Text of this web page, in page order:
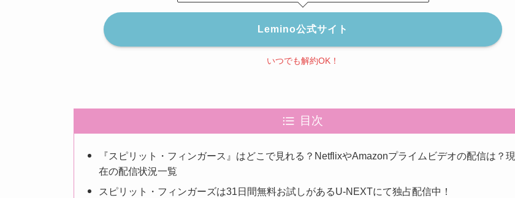
Lemino公式サイト
いつでも解約OK！
目次
『スピリット・フィンガース』はどこで見れる？NetflixやAmazonプライムビデオの配信は？現
在の配信状況一覧
スピリット・フィンガーズは31日間無料お試しがあるU-NEXTにて独占配信中！